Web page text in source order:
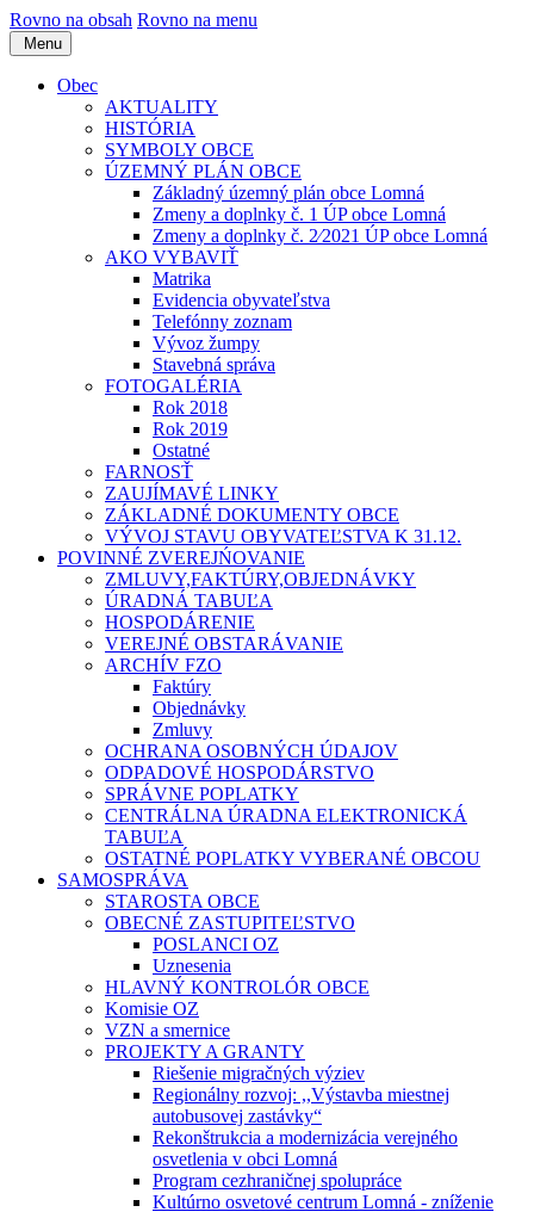
Rovno na obsah Rovno na menu
Menu
Obec
AKTUALITY
HISTÓRIA
SYMBOLY OBCE
ÚZEMNÝ PLÁN OBCE
Základný územný plán obce Lomná
Zmeny a doplnky č. 1 ÚP obce Lomná
Zmeny a doplnky č. 2⁄2021 ÚP obce Lomná
AKO VYBAVIŤ
Matrika
Evidencia obyvateľstva
Telefónny zoznam
Vývoz žumpy
Stavebná správa
FOTOGALÉRIA
Rok 2018
Rok 2019
Ostatné
FARNOSŤ
ZAUJÍMAVÉ LINKY
ZÁKLADNÉ DOKUMENTY OBCE
VÝVOJ STAVU OBYVATEĽSTVA K 31.12.
POVINNÉ ZVEREJŃOVANIE
ZMLUVY,FAKTÚRY,OBJEDNÁVKY
ÚRADNÁ TABUĽA
HOSPODÁRENIE
VEREJNÉ OBSTARÁVANIE
ARCHÍV FZO
Faktúry
Objednávky
Zmluvy
OCHRANA OSOBNÝCH ÚDAJOV
ODPADOVÉ HOSPODÁRSTVO
SPRÁVNE POPLATKY
CENTRÁLNA ÚRADNA ELEKTRONICKÁ
TABUĽA
OSTATNÉ POPLATKY VYBERANÉ OBCOU
SAMOSPRÁVA
STAROSTA OBCE
OBECNÉ ZASTUPITEĽSTVO
POSLANCI OZ
Uznesenia
HLAVNÝ KONTROLÓR OBCE
Komisie OZ
VZN a smernice
PROJEKTY A GRANTY
Riešenie migračných výziev
Regionálny rozvoj: ,,Výstavba miestnej
autobusovej zastávky“
Rekonštrukcia a modernizácia verejného
osvetlenia v obci Lomná
Program cezhraničnej spolupráce
Kultúrno osvetové centrum Lomná - zníženie